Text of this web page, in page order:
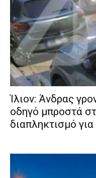
Ίλιον: Άνδρας
οδηγό μπροστά
διαπληκτισμό